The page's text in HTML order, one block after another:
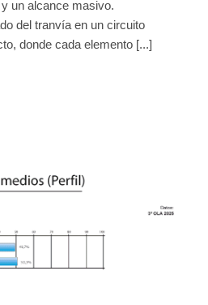
un alcance masivo.
del tranvía en un circuito
donde cada elemento [...]